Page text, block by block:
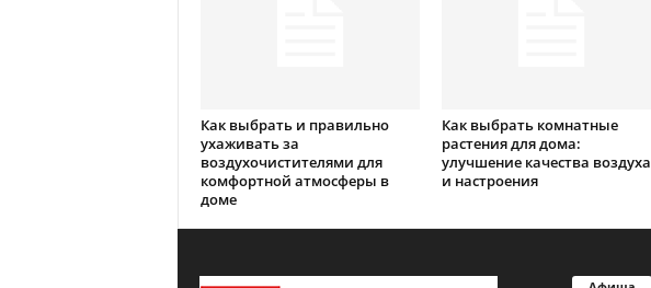
Как выбрать и правильно
ухаживать за
воздухочистителями для
комфортной атмосферы в
доме
Как выбрать комнатные
растения для дома:
улучшение качества воздуха
и настроения